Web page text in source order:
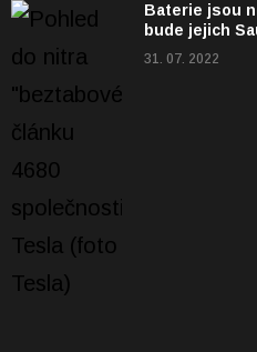
Baterie jsou
bude jejich
31. 07. 2022